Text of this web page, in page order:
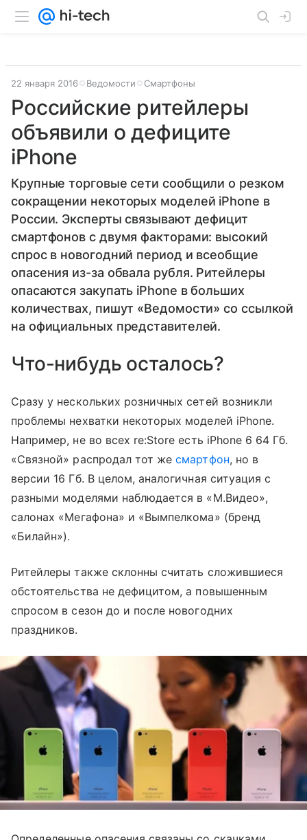
22 января 2016 Ведомости Смартфоны
Российские ритейлеры
объявили о дефиците
iPhone
Крупные торговые сети сообщили о резком
сокращении некоторых моделей iPhone в
России. Эксперты связывают дефицит
смартфонов с двумя факторами: высокий
спрос в новогодний период и всеобщие
опасения из-за обвала рубля. Ритейлеры
опасаются закупать iPhone в больших
количествах, пишут «Ведомости» со ссылкой
на официальных представителей.
Что-нибудь осталось?
Сразу у нескольких розничных сетей возникли
проблемы нехватки некоторых моделей iPhone.
Например, не во всех re:Store есть iPhone 6 64 Гб.
«Связной» распродал тот жесмартфон, но в
версии 16 Гб. В целом, аналогичная ситуация с
разными моделями наблюдается в «М.Видео»,
салонах «Мегафона» и «Вымпелкома» (бренд
«Билайн»).
Ритейлеры также склонны считать сложившиеся
обстоятельства не дефицитом, а повышенным
спросом в сезон до и после новогодних
праздников.